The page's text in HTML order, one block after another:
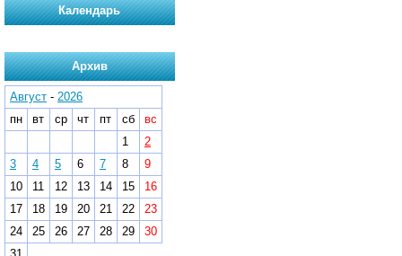
Календарь
Архив
Август - 2026
пн
вт ср чт пт сб
вс
1
2
3
4 5 6 7 8
9
10
11 12 13 14 15
16
17
18 19 20 21 22
23
24
25 26 27 28 29
30